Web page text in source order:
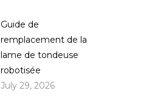
Guide de
remplacement de la
lame de tondeuse
robotisée
July 29, 2026